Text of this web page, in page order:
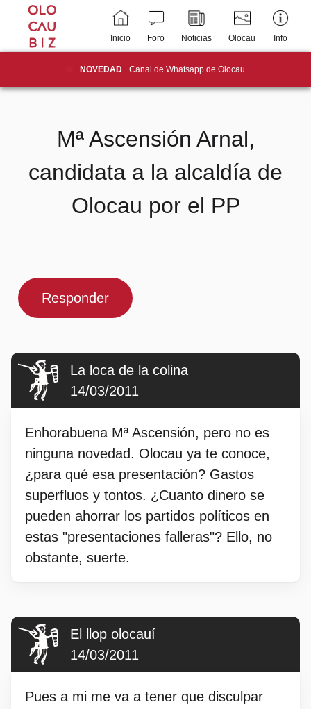
Inicio Foro Noticias Olocau Info
NOVEDAD Canal de Whatsapp de Olocau
Mª Ascensión Arnal,
candidata a la alcaldía de
Olocau por el PP
Responder
La loca de la colina
14/03/2011
Enhorabuena Mª Ascensión, pero no es
ninguna novedad. Olocau ya te conoce,
¿para qué esa presentación? Gastos
superfluos y tontos. ¿Cuanto dinero se
pueden ahorrar los partidos políticos en
estas "presentaciones falleras"? Ello, no
obstante, suerte.
El llop olocauí
14/03/2011
Pues a mi me va a tener que disculpar